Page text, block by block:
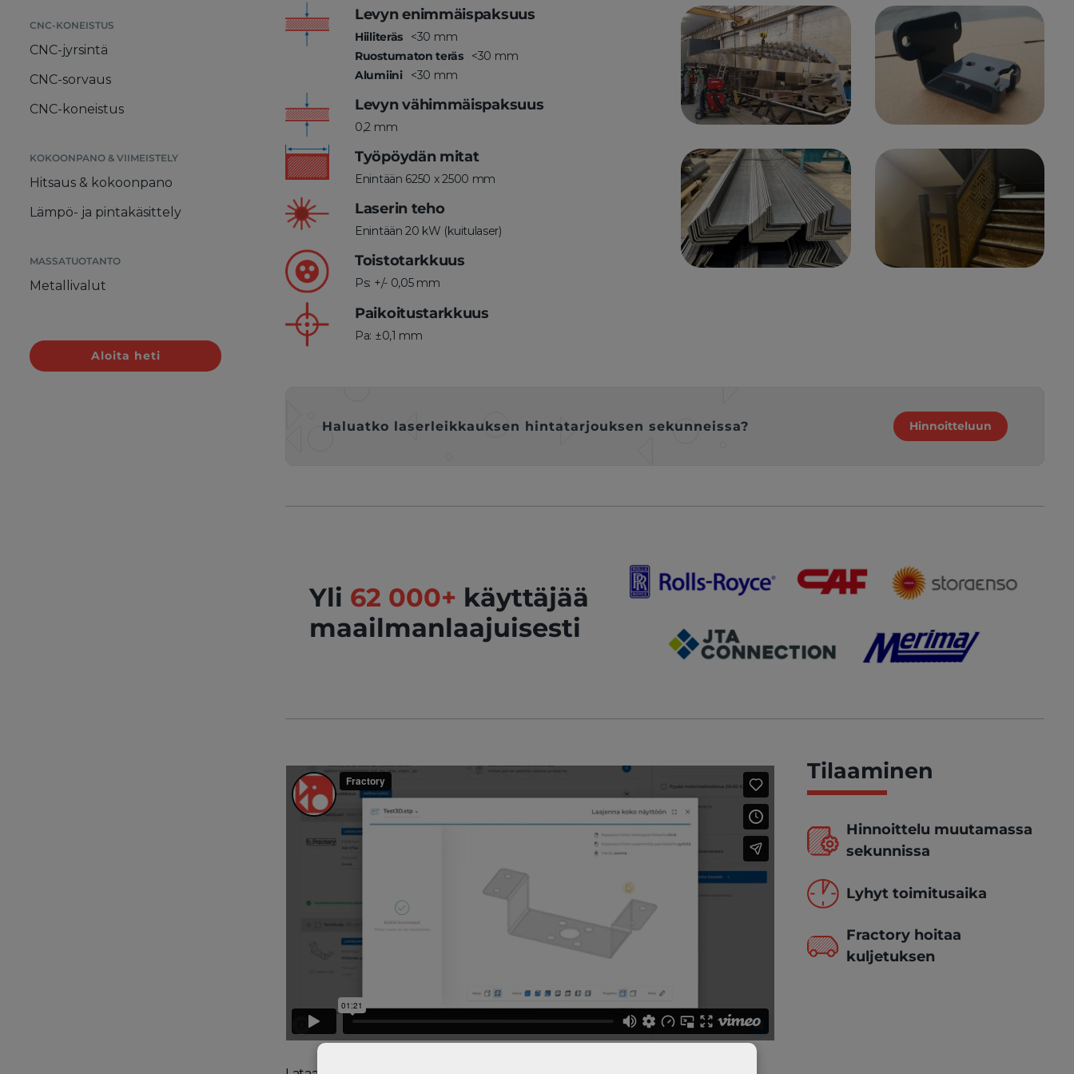
CNC-KONEISTUS
CNC-jyrsintä
CNC-sorvaus
CNC-koneistus
KOKOONPANO & VIIMEISTELY
Hitsaus & kokoonpano
Lämpö- ja pintakäsittely
MASSATUOTANTO
Metallivalut
Aloita heti
Levyn enimmäispaksuus
Hiiliteräs
<30 mm
Ruostumaton teräs
<30 mm
Alumiini
<30 mm
Levyn vähimmäispaksuus
0,2 mm
Työpöydän mitat
Enintään 6250 x 2500 mm
Laserin teho
Enintään 20 kW (kuitulaser)
Toistotarkkuus
Ps: +/- 0,05 mm
Paikoitustarkkuus
Pa: ±0,1 mm
Haluatko laserleikkauksen hintatarjouksen sekunneissa? Hinnoitteluun
Yli 62 000+ käyttäjää
maailmanlaajuisesti
Tilaaminen
Hinnoittelu muutamassa
sekunnissa
Lyhyt toimitusaika
Fractory hoitaa
kuljetuksen